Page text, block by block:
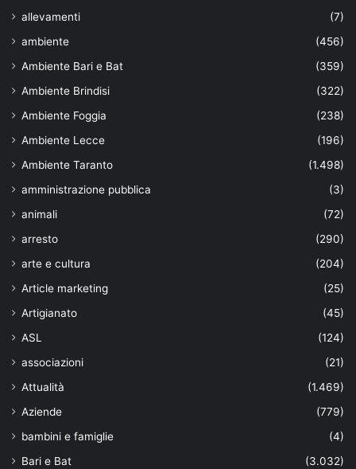
allevamenti
(7)
ambiente
(456)
Ambiente Bari e Bat
(359)
Ambiente Brindisi
(322)
Ambiente Foggia
(238)
Ambiente Lecce
(196)
Ambiente Taranto
(1.498)
amministrazione pubblica
(3)
animali
(72)
arresto
(290)
arte e cultura
(204)
Article marketing
(25)
Artigianato
(45)
ASL
(124)
associazioni
(21)
Attualità
(1.469)
Aziende
(779)
bambini e famiglie
(4)
Bari e Bat
(3.032)